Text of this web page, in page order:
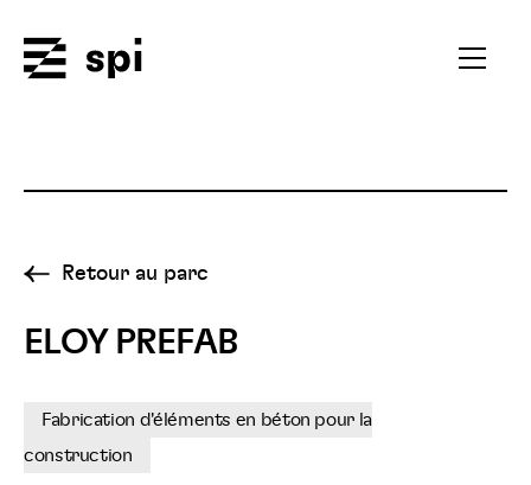
Ouvrir
Retour au parc
ELOY PREFAB
Fabrication d'éléments en béton pour la
construction